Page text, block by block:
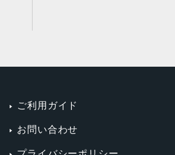
ご利用ガイド
お問い合わせ